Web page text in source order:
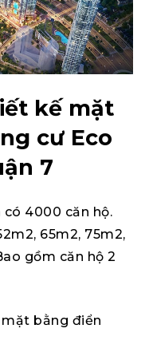
kế mặt
cư Eco
7
có 4000 căn hộ.
65m2, 75m2,
gồm căn hộ 2
bằng điển